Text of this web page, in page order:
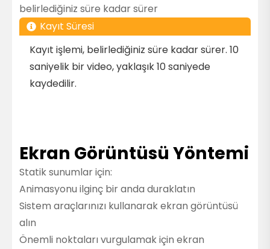
belirlediğiniz süre kadar sürer
Kayıt Süresi
Kayıt işlemi, belirlediğiniz süre kadar sürer. 10
saniyelik bir video, yaklaşık 10 saniyede
kaydedilir.
Ekran Görüntüsü Yöntemi
Statik sunumlar için:
Animasyonu ilginç bir anda duraklatın
Sistem araçlarınızı kullanarak ekran görüntüsü
alın
Önemli noktaları vurgulamak için ekran